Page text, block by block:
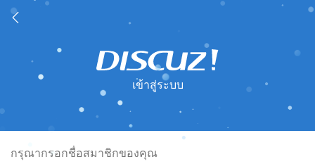
เข้าสู่ระบบ